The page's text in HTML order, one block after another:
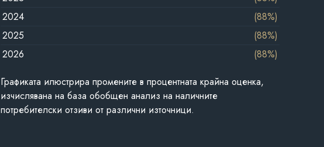
2024
(88%)
2025
(88%)
2026
(88%)
Графиката илюстрира промените в процентната крайна оценка,
изчислявана на база обобщен анализ на наличните
потребителски отзиви от различни източници.